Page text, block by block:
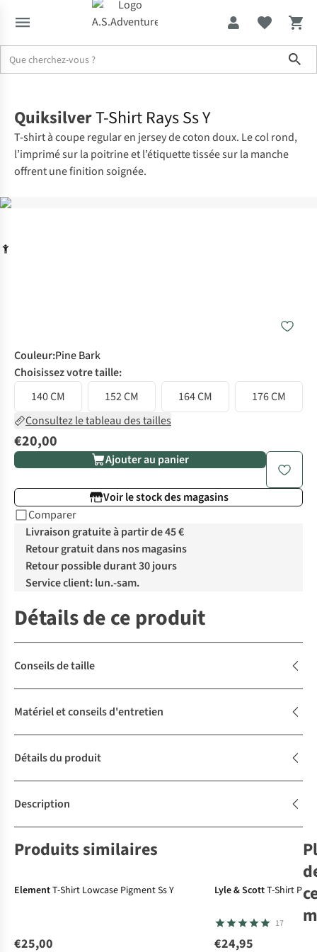
QuiksilverT-Shirt Rays Ss Y
T-shirt à coupe regular en jersey de coton doux. Le col rond,
l’imprimé sur la poitrine et l’étiquette tissée sur la manche
offrent une finition soignée.
Couleur:Pine Bark
Choisissez votre taille:
140 CM
152 CM 164 CM
176 CM
Consultez le tableau des tailles
€20,00
Ajouter au panier
Voir le stock des magasins
Comparer
Livraison gratuite à partir de 45 €
Retour gratuit dans nos magasins
Retour possible durant 30 jours
Service client: lun.-sam.
Détails de ce produit
Conseils de taille
Matériel et conseils d'entretien
Détails du produit
Description
Produits similaires
ElementT-Shirt Lowcase Pigment Ss Y
€25,00
Lyle & ScottT-Shirt Plain
17
€24,95